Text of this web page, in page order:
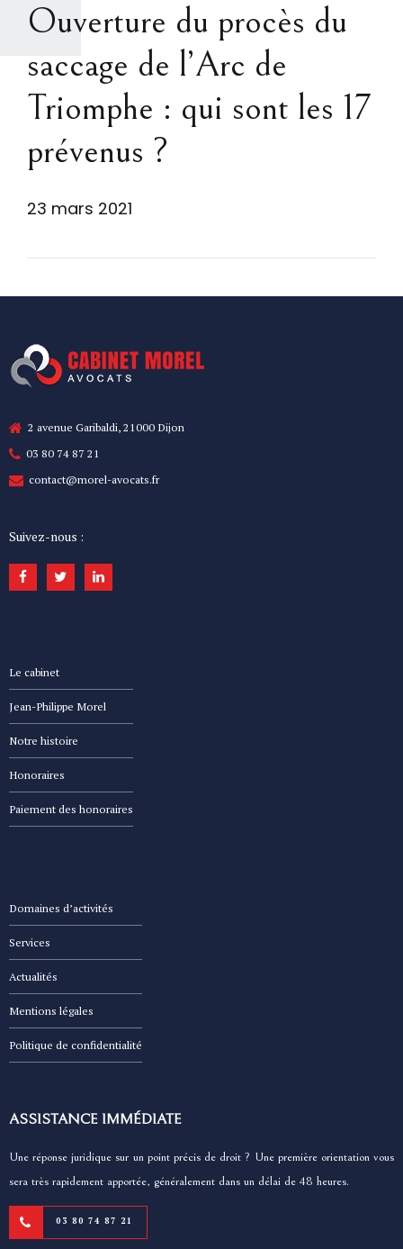
Ouverture du procès du
saccage de l’Arc de
Triomphe : qui sont les 17
prévenus ?
23 mars 2021
2 avenue Garibaldi, 21000 Dijon
03 80 74 87 21
contact@morel-avocats.fr
Suivez-nous :
Le cabinet
Jean-Philippe Morel
Notre histoire
Honoraires
Paiement des honoraires
Domaines d’activités
Services
Actualités
Mentions légales
Politique de confidentialité
ASSISTANCE IMMÉDIATE
Une réponse juridique sur un point précis de droit ? Une première orientation vous
sera très rapidement apportée, généralement dans un délai de 48 heures.
03 80 74 87 21